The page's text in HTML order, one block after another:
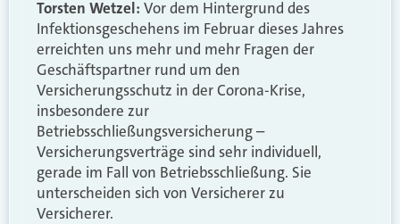
Torsten Wetzel: Vor dem Hintergrund des
Infektionsgeschehens im Februar dieses Jahres
erreichten uns mehr und mehr Fragen der
Geschäftspartner rund um den
Versicherungsschutz in der Corona-Krise,
insbesondere zur
Betriebsschließungsversicherung –
Versicherungsverträge sind sehr individuell,
gerade im Fall von Betriebsschließung. Sie
unterscheiden sich von Versicherer zu
Versicherer.